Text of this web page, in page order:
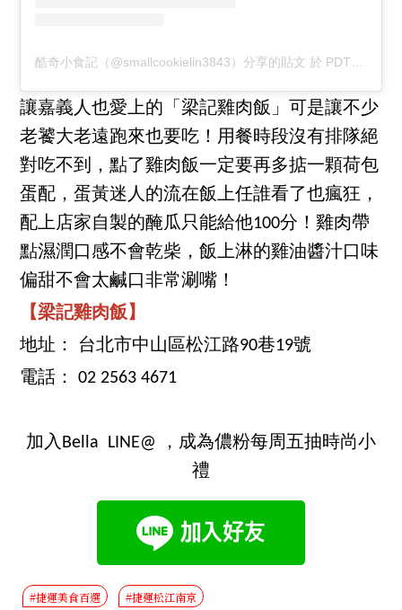
酷奇小食記（@smallcookielin3843）分享的貼文 於 PDT 2020 年 7月 月 8 日 上午 9:36
讓嘉義人也愛上的「梁記雞肉飯」可是讓不少
老饕大老遠跑來也要吃！用餐時段沒有排隊絕
對吃不到，點了雞肉飯一定要再多掂一顆荷包
蛋配，蛋黃迷人的流在飯上任誰看了也瘋狂，
配上店家自製的醃瓜只能給他100分！雞肉帶
點濕潤口感不會乾柴，飯上淋的雞油醬汁口味
偏甜不會太鹹口非常涮嘴！
【梁記雞肉飯】
地址： 台北市中山區松江路90巷19號
電話： 02 2563 4671
加入Bella LINE@ ，成為儂粉每周五抽時尚小
禮
#捷運美食百選 #捷運松江南京